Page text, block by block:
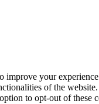
improve your
of the
to opt-out of